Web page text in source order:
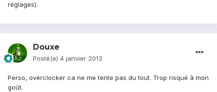
réglages).
Douxe
Posté(e) 4 janvier 2013
Perso, overclocker ca ne me tente pas du tout. Trop risqué à mon
goût.